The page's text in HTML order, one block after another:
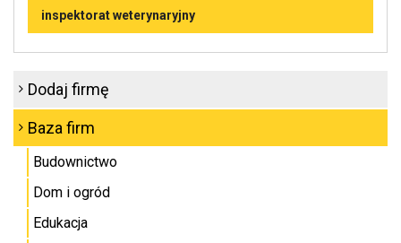
inspektorat weterynaryjny
Dodaj firmę
Baza firm
Budownictwo
Dom i ogród
Edukacja